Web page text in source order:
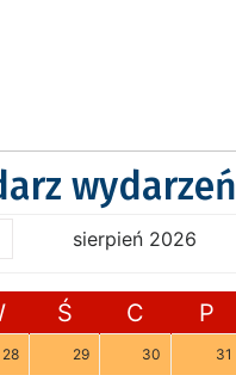
wydarzeń
sierpień 2026
Ś C P
28 29 30 31